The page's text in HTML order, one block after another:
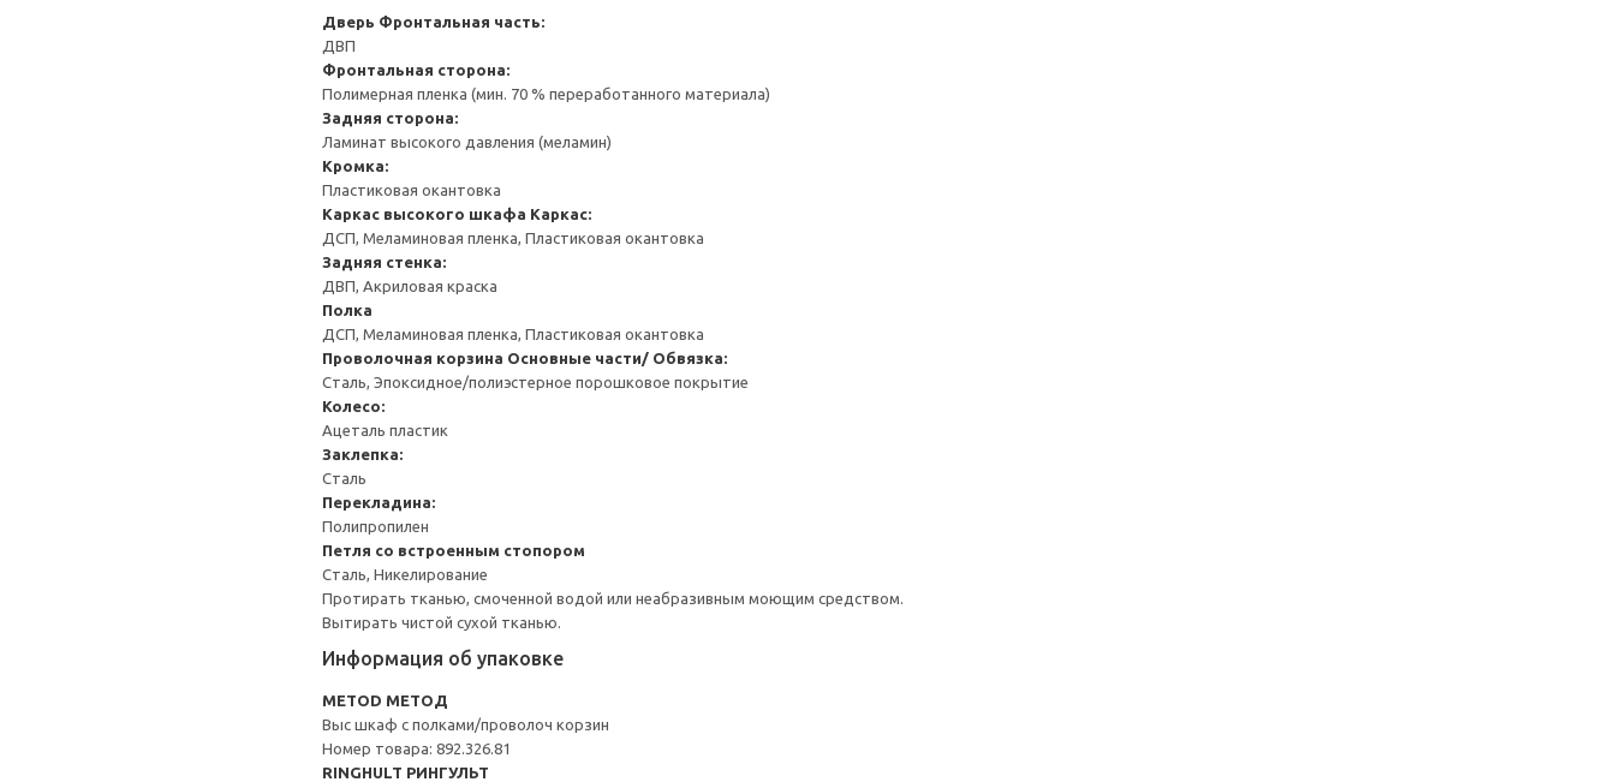
Дверь Фронтальная часть:
ДВП
Фронтальная сторона:
Полимерная пленка (мин. 70 % переработанного материала)
Задняя сторона:
Ламинат высокого давления (меламин)
Кромка:
Пластиковая окантовка
Каркас высокого шкафа Каркас:
ДСП, Меламиновая пленка, Пластиковая окантовка
Задняя стенка:
ДВП, Акриловая краска
Полка
ДСП, Меламиновая пленка, Пластиковая окантовка
Проволочная корзина Основные части/ Обвязка:
Сталь, Эпоксидное/полиэстерное порошковое покрытие
Колесо:
Ацеталь пластик
Заклепка:
Сталь
Перекладина:
Полипропилен
Петля со встроенным стопором
Сталь, Никелирование
Протирать тканью, смоченной водой или неабразивным моющим средством.
Вытирать чистой сухой тканью.
Информация об упаковке
METOD МЕТОД
Выс шкаф с полками/проволоч корзин
Номер товара: 892.326.81
RINGHULT РИНГУЛЬТ